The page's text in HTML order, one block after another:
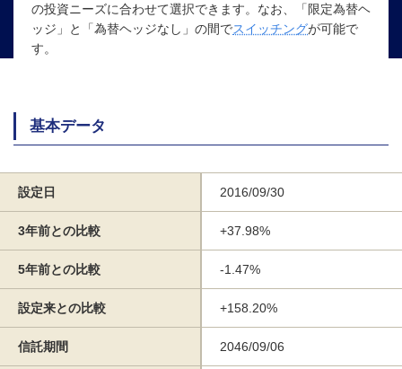
の投資ニーズに合わせて選択できます。なお、「限定為替ヘ
ッジ」と「為替ヘッジなし」の間でスイッチングが可能で
す。
基本データ
設定日 2016/09/30
3年前との比較 +37.98%
5年前との比較 -1.47%
設定来との比較 +158.20%
信託期間 2046/09/06